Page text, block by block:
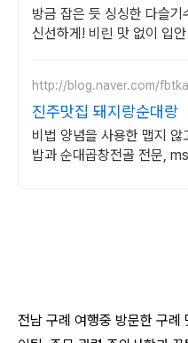
방금 잡은 듯 싱싱한 다슬기
신선하게! 비린 맛 없이 입
http://blog.naver.com/
진주맛집 돼지랑순대랑
비법 양념을 사용한 맵지 않
밥과 순대곱창전골 전문,
전남 구례 여행중 방문한 구례